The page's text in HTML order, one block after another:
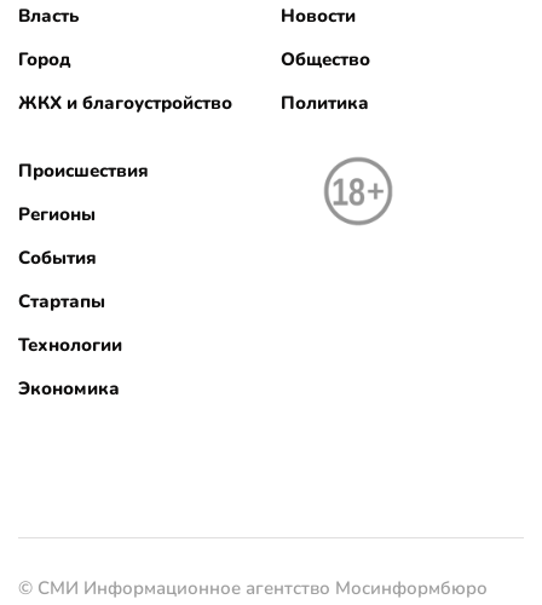
Власть
Город
ЖКХ и благоустройство
Новости
Общество
Политика
Происшествия
Регионы
События
Стартапы
Технологии
Экономика
© СМИ Информационное агентство Мосинформбюро